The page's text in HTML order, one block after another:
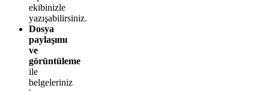
ekibinizle
yazışabilirsiniz.
Dosya
paylaşımı
ve
görüntüleme
ile
belgeleriniz